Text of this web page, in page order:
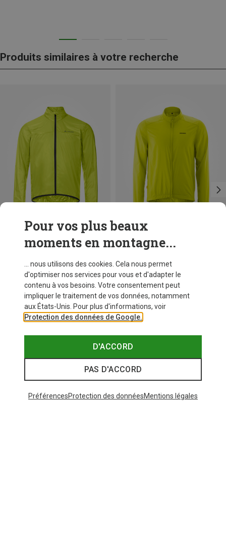
Produits similaires à votre recherche
Vous économisez 28% Vous économisez jusqu'à 33%
Pour vos plus beaux
moments en montagne...
... nous utilisons des cookies. Cela nous permet
d'optimiser nos services pour vous et d'adapter le
contenu à vos besoins. Votre consentement peut
impliquer le traitement de vos données, notamment
aux États-Unis. Pour plus d'informations, voir
Protection des données de Google.
D'ACCORD
PAS D'ACCORD
PréférencesProtection des donnéesMentions légales